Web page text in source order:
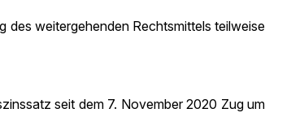
des weitergehenden Rechtsmittels teilweise
seit dem 7. November 2020 Zug um